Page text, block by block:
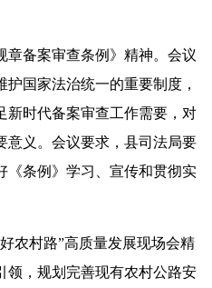
备案审查条例》精神。会议
国家法治统一的重要制度，
新时代备案审查工作需要，对
意义。会议要求，县司法局要
《条例》学习、宣传和贯彻实
村路”高质量发展现场会精
领，规划完善现有农村公路安